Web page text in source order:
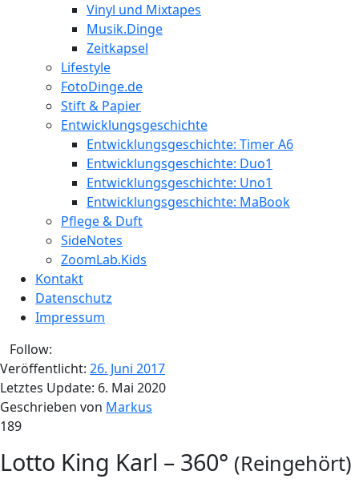
Vinyl und Mixtapes
Musik.Dinge
Zeitkapsel
Lifestyle
FotoDinge.de
Stift & Papier
Entwicklungsgeschichte
Entwicklungsgeschichte: Timer A6
Entwicklungsgeschichte: Duo1
Entwicklungsgeschichte: Uno1
Entwicklungsgeschichte: MaBook
Pflege & Duft
SideNotes
ZoomLab.Kids
Kontakt
Datenschutz
Impressum
Follow:
Veröffentlicht: 26. Juni 2017
Letztes Update: 6. Mai 2020
Geschrieben von Markus
189
Lotto King Karl – 360° (Reingehört)